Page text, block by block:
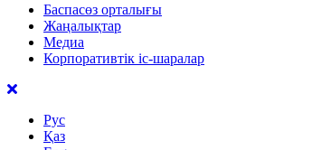
Баспасөз орталығы
Жаңалықтар
Медиа
Корпоративтік іс-шаралар
Рус
Қаз